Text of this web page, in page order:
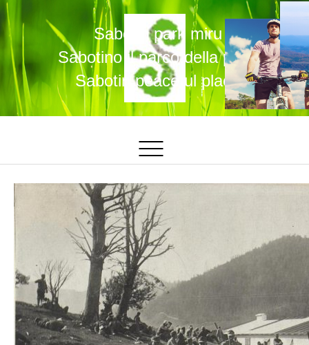
Sabotin park miru
Sabotino il parco della pace
Sabotin peaceful place